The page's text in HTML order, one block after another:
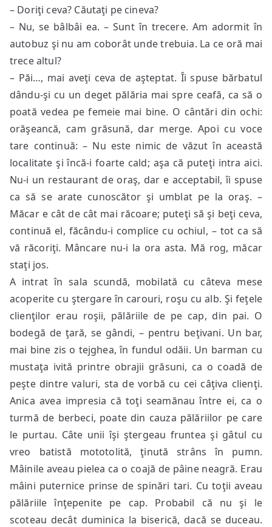
– Doriţi ceva? Căutaţi pe cineva?
– Nu, se bâlbâi ea. – Sunt în trecere. Am adormit în
autobuz şi nu am coborât unde trebuia. La ce oră mai
trece altul?
– Păi…, mai aveţi ceva de aşteptat. Îi spuse bărbatul
dându-şi cu un deget pălăria mai spre ceafă, ca să o
poată vedea pe femeie mai bine. O cântări din ochi:
orăşeancă, cam grăsună, dar merge. Apoi cu voce
tare continuă: – Nu este nimic de văzut în această
localitate şi încă-i foarte cald; aşa că puteţi intra aici.
Nu-i un restaurant de oraş, dar e acceptabil, îi spuse
ca să se arate cunoscător şi umblat pe la oraş. –
Măcar e cât de cât mai răcoare; puteţi să şi beţi ceva,
continuă el, făcându-i complice cu ochiul, – tot ca să
vă răcoriţi. Mâncare nu-i la ora asta. Mă rog, măcar
staţi jos.
A intrat în sala scundă, mobilată cu câteva mese
acoperite cu ştergare în carouri, roşu cu alb. Şi feţele
clienţilor erau roşii, pălăriile de pe cap, din pai. O
bodegă de ţară, se gândi, – pentru beţivani. Un bar,
mai bine zis o tejghea, în fundul odăii. Un barman cu
mustaţa ivită printre obrajii grăsuni, ca o coadă de
peşte dintre valuri, sta de vorbă cu cei câţiva clienţi.
Anica avea impresia că toţi seamănau între ei, ca o
turmă de berbeci, poate din cauza pălăriilor pe care
le purtau. Câte unii îşi ştergeau fruntea şi gâtul cu
vreo batistă mototolită, ţinută strâns în pumn.
Mâinile aveau pielea ca o coajă de pâine neagră. Erau
mâini puternice prinse de spinări tari. Cu toţii aveau
pălăriile înţepenite pe cap. Probabil că nu şi le
scoteau decât duminica la biserică, dacă se duceau.